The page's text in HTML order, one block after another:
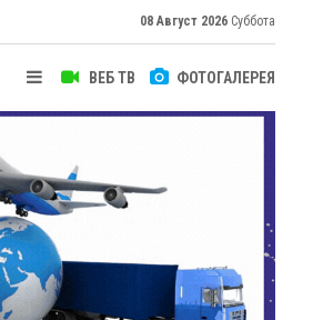
08 Август 2026 Суббота
ВЕБ ТВ ФОТОГАЛЕРЕЯ